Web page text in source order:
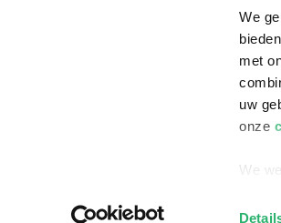
We
met
uw
onze
We
©2026ReadShop